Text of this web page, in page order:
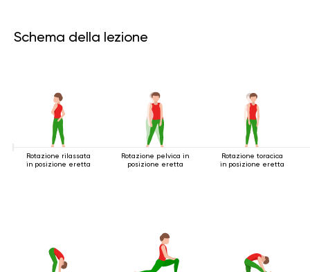
Schema della lezione
Rotazione rilassata
in posizione eretta
Rotazione pelvica in
posizione eretta
Rotazione toracica
in posizione eretta